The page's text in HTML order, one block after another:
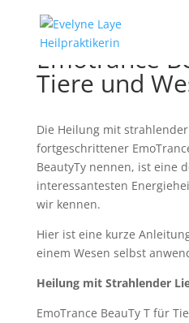
Emotrance
Tiere und
Die Heilung mit
fortgeschrittener
BeautyTy nennen, ist eine
interessantesten
wir kennen.
Hier ist eine kurze
einem Wesen selbst
Heilung mit Strahlender
EmoTrance BeauTy T für